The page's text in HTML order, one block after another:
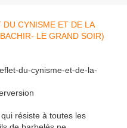
du-cynisme-et-de-la-
résiste à toutes les